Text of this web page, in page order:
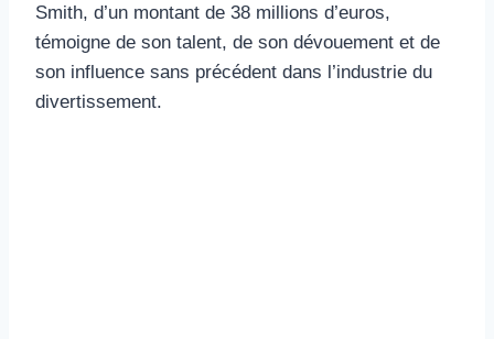
Smith, d’un montant de 38 millions d’euros,
témoigne de son talent, de son dévouement et de
son influence sans précédent dans l’industrie du
divertissement.